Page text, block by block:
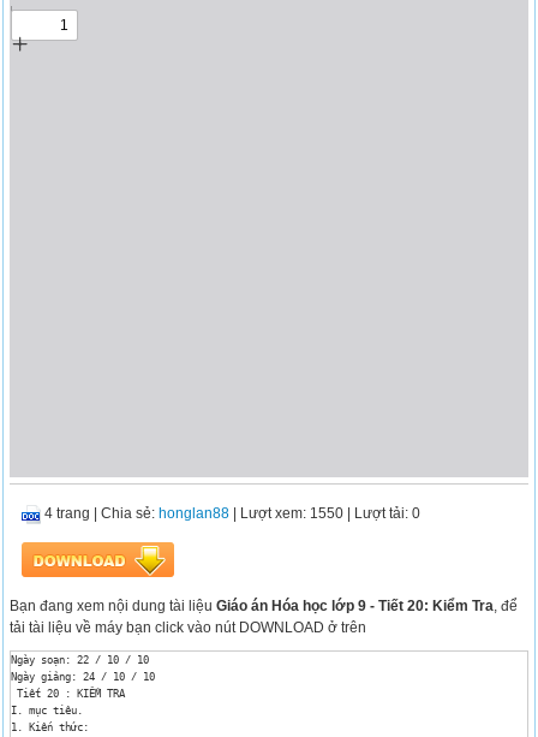
4 trang |Chia sẻ: honglan88 | Lượt xem: 1550 | Lượt tải: 0
Bạn đang xem nội dung tài liệuGiáo án Hóa học lớp 9 - Tiết 20: Kiểm Tra, để
tải tài liệu về máy bạn click vào nút DOWNLOAD ở trên
Ngày soạn: 22 / 10 / 10
Ngày giảng: 24 / 10 / 10
Tiết 20 : KIỂM TRA
I. mục tiêu.
1. Kiến thức: